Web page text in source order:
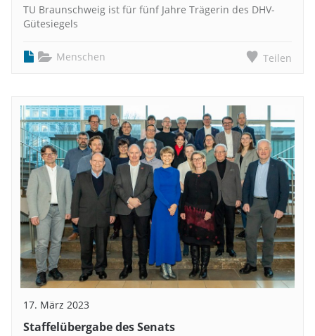
TU Braunschweig ist für fünf Jahre Trägerin des DHV-
Gütesiegels
Menschen Teilen
17. März 2023
Staffelübergabe des Senats